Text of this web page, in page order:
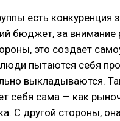
есть конкуренция
бюджет, за внимание
это создает
пытаются себя
выкладываются.
себя сама — как
С другой стороны,